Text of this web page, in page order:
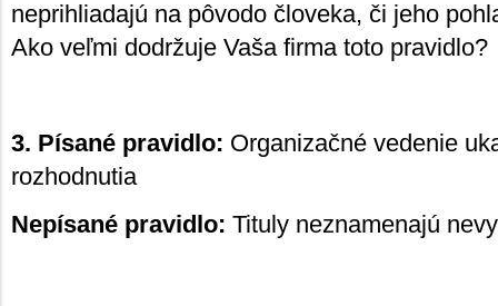
neprihliadajú na pôvodo človeka, či jeho
Ako veľmi dodržuje Vaša firma toto pravidlo?
3. Písané pravidlo: Organizačné vedenie
rozhodnutia
Nepísané pravidlo: Tituly neznamenajú